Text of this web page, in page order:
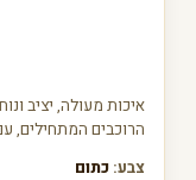
הרוכבים המתחילים,
צבע: כתום